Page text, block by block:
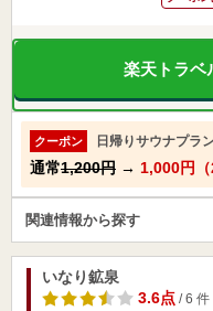
楽天トラベ
クーポン 日帰りサウナプラ
通常1,200円 → 1,000円（
関連情報から探す
いなり鉱泉
3.6点/ 6 件